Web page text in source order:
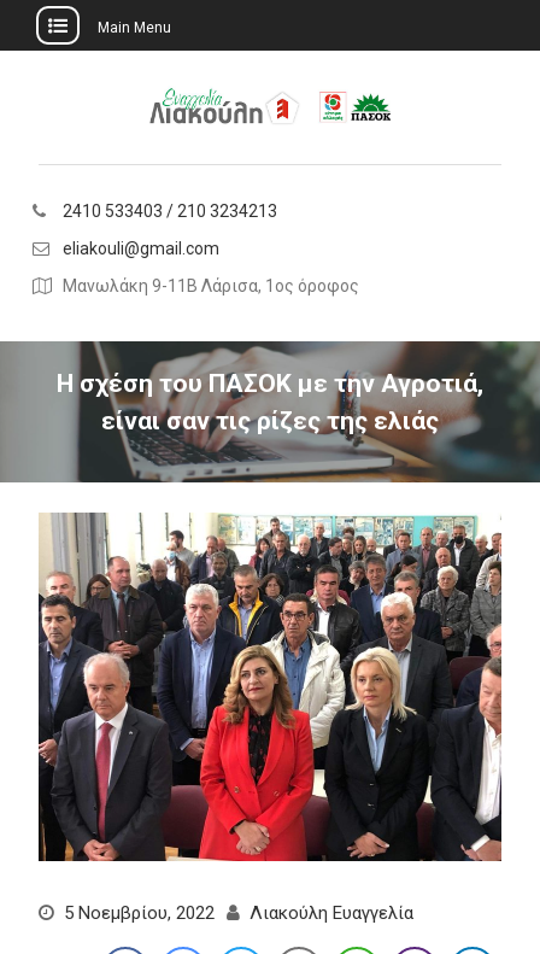
Main Menu
2410 533403 / 210 3234213
eliakouli@gmail.com
Μανωλάκη 9-11Β Λάρισα, 1ος όροφος
Η σχέση του ΠΑΣΟΚ με την Αγροτιά,
είναι σαν τις ρίζες της ελιάς
5 Νοεμβρίου, 2022 Λιακούλη Ευαγγελία